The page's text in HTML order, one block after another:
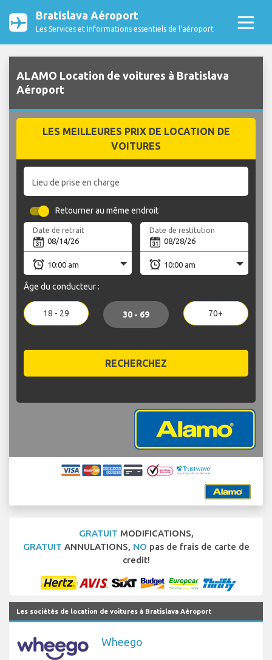
Bratislava Aéroport
Les Services et Informations essentiels de l’aéroport
ALAMO Location de voitures à Bratislava
Aéroport
LES MEILLEURES PRIX DE LOCATION DE
VOITURES
Lieu de prise en charge
Retourner au même endroit
Date de retrait Date de restitution
Âge du conducteur :
18 - 29 30 - 69 70+
RECHERCHEZ
GRATUIT MODIFICATIONS,
GRATUIT ANNULATIONS, NO pas de frais de carte de
credit!
Les sociétés de location de voitures à Bratislava Aéroport
Wheego